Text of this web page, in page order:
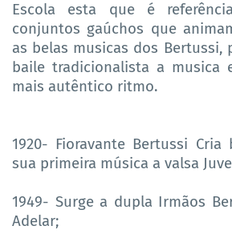
Escola esta que é
conjuntos gaúchos que
as belas musicas dos Bertussi,
baile tradicionalista a musica
mais autêntico ritmo.
1920- Fioravante Bertussi Cria
sua primeira música a valsa
1949- Surge a dupla Irmãos
Adelar;